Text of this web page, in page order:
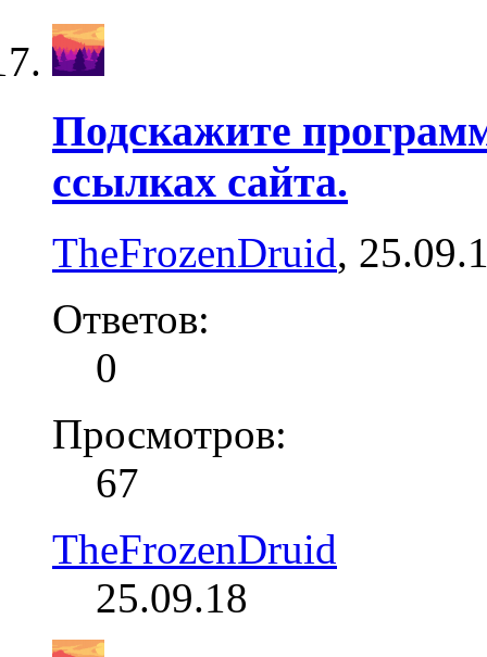
Подскажите
ссылках сайта.
TheFrozenDruid,
Ответов:
0
Просмотров:
67
TheFrozenDruid
25.09.18